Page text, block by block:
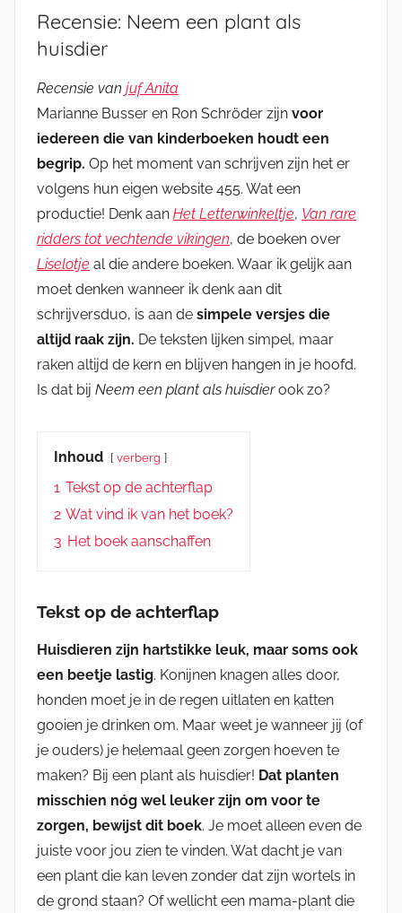
Recensie: Neem een plant als
huisdier
Recensie van juf Anita
Marianne Busser en Ron Schröder zijn voor
iedereen die van kinderboeken houdt een
begrip. Op het moment van schrijven zijn het er
volgens hun eigen website 455. Wat een
productie! Denk aan Het Letterwinkeltje, Van rare
ridders tot vechtende vikingen, de boeken over
Liselotje al die andere boeken. Waar ik gelijk aan
moet denken wanneer ik denk aan dit
schrijversduo, is aan de simpele versjes die
altijd raak zijn. De teksten lijken simpel, maar
raken altijd de kern en blijven hangen in je hoofd.
Is dat bij Neem een plant als huisdierook zo?
Inhoud verberg
1 Tekst op de achterflap
2 Wat vind ik van het boek?
3 Het boek aanschaffen
Tekst op de achterflap
Huisdieren zijn hartstikke leuk, maar soms ook
een beetje lastig. Konijnen knagen alles door,
honden moet je in de regen uitlaten en katten
gooien je drinken om. Maar weet je wanneer jij (of
je ouders) je helemaal geen zorgen hoeven te
maken? Bij een plant als huisdier! Dat planten
misschien nóg wel leuker zijn om voor te
zorgen, bewijst dit boek. Je moet alleen even de
juiste voor jou zien te vinden. Wat dacht je van
een plant die kan leven zonder dat zijn wortels in
de grond staan? Of wellicht een mama-plant die